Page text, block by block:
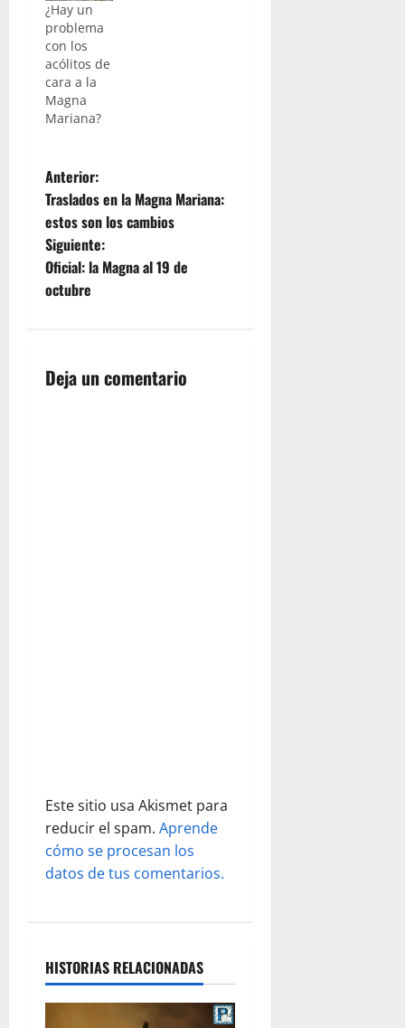
¿Hay un
problema
con los
acólitos de
cara a la
Magna
Mariana?
N
a
v
e
a
a
d
a
Anterior:
Traslados en la Magna Mariana:
estos son los cambios
Siguiente:
Oficial: la Magna al 19 de
octubre
Deja un comentario
Este sitio usa Akismet para
reducir el spam. Aprende
cómo se procesan los
datos de tus comentarios.
HISTORIAS RELACIONADAS